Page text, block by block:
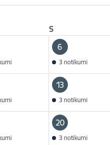
S
6
3 notikumi
13
3 notikumi
20
3 notikumi